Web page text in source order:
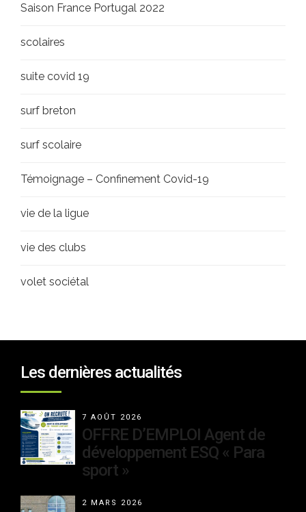
Saison France Portugal 2022
scolaires
suite covid 19
surf breton
surf scolaire
Témoignage – Confinement Covid-19
vie de la ligue
vie des clubs
volet sociétal
Les dernières actualités
7 AOÛT 2026
OFFRE D’EMPLOI Agent de
développement ESQ « Para
sport »
2 MARS 2026